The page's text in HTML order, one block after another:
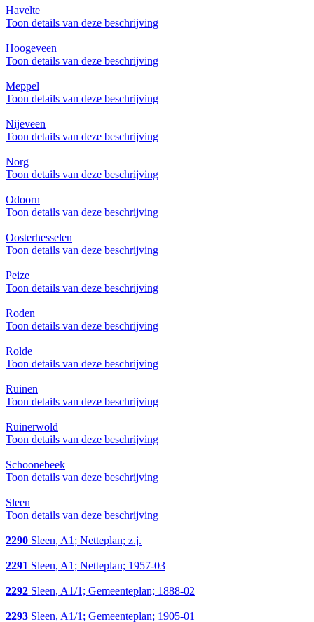
Havelte
Toon details van deze beschrijving
Hoogeveen
Toon details van deze beschrijving
Meppel
Toon details van deze beschrijving
Nijeveen
Toon details van deze beschrijving
Norg
Toon details van deze beschrijving
Odoorn
Toon details van deze beschrijving
Oosterhesselen
Toon details van deze beschrijving
Peize
Toon details van deze beschrijving
Roden
Toon details van deze beschrijving
Rolde
Toon details van deze beschrijving
Ruinen
Toon details van deze beschrijving
Ruinerwold
Toon details van deze beschrijving
Schoonebeek
Toon details van deze beschrijving
Sleen
Toon details van deze beschrijving
2290 Sleen, A1; Netteplan; z.j.
2291 Sleen, A1; Netteplan; 1957-03
2292 Sleen, A1/1; Gemeenteplan; 1888-02
2293 Sleen, A1/1; Gemeenteplan; 1905-01